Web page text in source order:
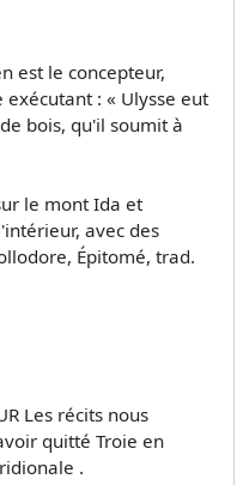
est le concepteur,
: « Ulysse eut
bois, qu'il soumit à
le mont Ida et
avec des
Épitomé, trad.
Les récits nous
quitté Troie en
.